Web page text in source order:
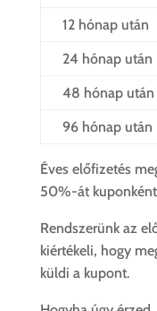
12 hónap után
24 hónap után
48 hónap után
96 hónap után
Éves előfizetés
50%-át
Rendszerünk az
kiértékeli, hogy
küldi a kupont.